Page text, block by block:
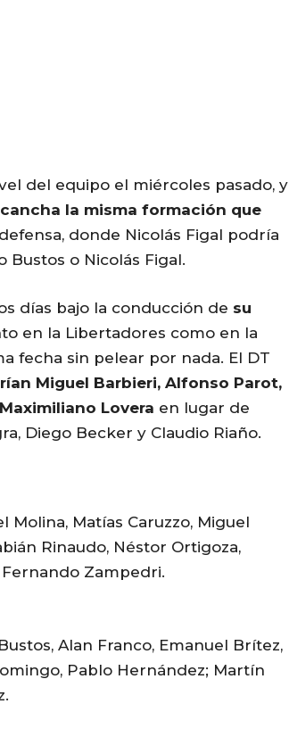
del equipo el miércoles pasado, y
la misma formación que
donde Nicolás Figal podría
o Nicolás Figal.
días bajo la conducción de su
en la Libertadores como en la
fecha sin pelear por nada. El DT
Miguel Barbieri, Alfonso Parot,
Lovera en lugar de
Diego Becker y Claudio Riaño.
Molina, Matías Caruzzo, Miguel
Rinaudo, Néstor Ortigoza,
Zampedri.
Alan Franco, Emanuel Brítez,
Pablo Hernández; Martín